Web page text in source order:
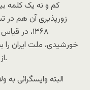
کم و نه یک کلمه
زورپذیری آن هم در
از دستاورد پیشگامان مشروطیّت می‌رساند.